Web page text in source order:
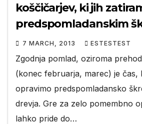
koščičarjev, ki jih
predspomladanskim
7 MARCH, 2013 ESTESTEST
Zgodnja pomlad, oziroma
(konec februarja, marec) je čas,
opravimo predspomladansko
drevja. Gre za zelo pomembno
lahko pride do…